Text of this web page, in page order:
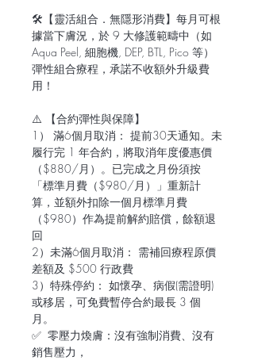
🛠️【靈活組合．無隱形消費】每月可根
據當下膚況，於 9 大修護範疇中（如
Aqua Peel, 細胞機, DEP, BTL, Pico 等）
彈性組合療程，承諾不收額外升級費
用！
⚠️ 【合約彈性與保障】
1） 滿6個月取消： 提前30天通知。未
履行完 1 年合約，將取消年度優惠價
（$880/月）。已完成之月份須按
「標準月費（$980/月）」重新計
算，並額外扣除一個月標準月費
（$980）作為提前解約賠償，餘額退
回
2）未滿6個月取消： 需補回療程原價
差額及 $500 行政費
3）特殊停約： 如懷孕、病假(需證明)
或移居，可免費暫停合約最長 3 個
月。
✅ 零壓力煥膚：沒有強制消費、沒有
銷售壓力，